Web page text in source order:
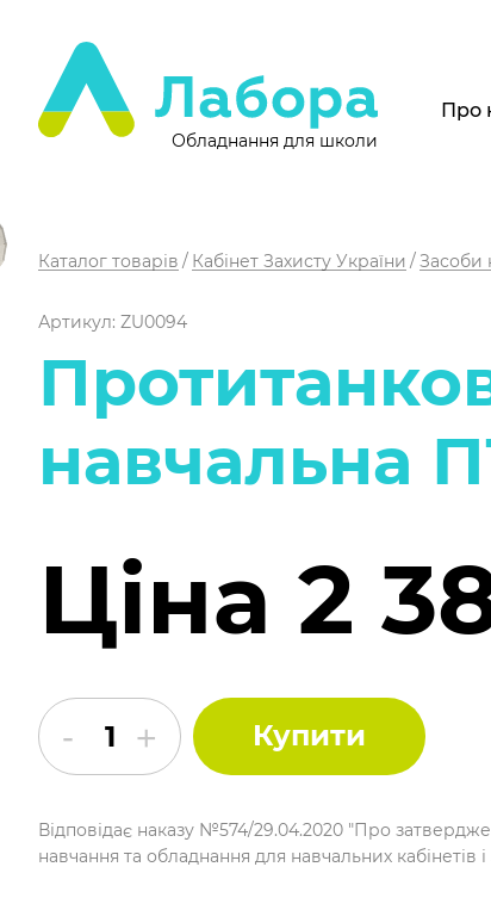
Обладнання для школи
Про
Каталог товарів Кабінет Захисту України Засоби
Артикул: ZU0094
навчальна
Ціна 2
Купити
Відповідає наказу №574/29.04.2020 "Про
навчання та обладнання для навчальних кабінетів